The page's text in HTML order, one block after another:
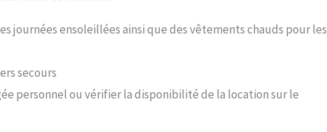
journées ensoleillées ainsi que des vêtements chauds pour les
secours
personnel ou vérifier la disponibilité de la location sur le